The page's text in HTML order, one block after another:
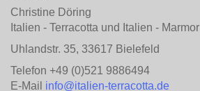
Christine Döring
Italien - Terracotta und Italien - Marmor
Uhlandstr. 35, 33617 Bielefeld
Telefon +49 (0)521 9886494
E-Mail info@italien-terracotta.de